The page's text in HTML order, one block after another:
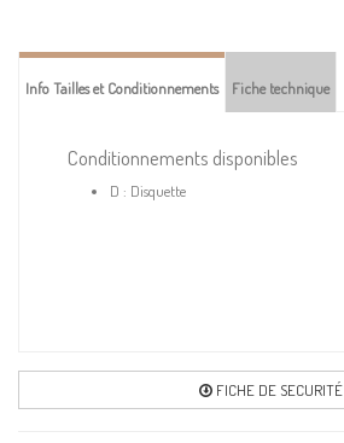
Info Tailles et Conditionnements Fiche technique
Conditionnements disponibles
D : Disquette
FICHE DE SECURITÉ